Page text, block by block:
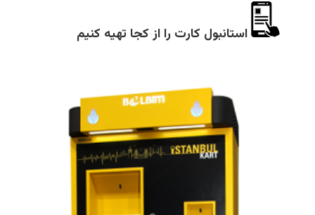
استانبول کارت را از کجا تهیه کنیم